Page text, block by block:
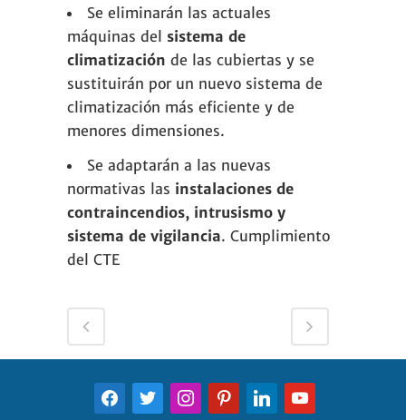
Se eliminarán las actuales
máquinas del sistema de
climatización de las cubiertas y se
sustituirán por un nuevo sistema de
climatización más eficiente y de
menores dimensiones.
Se adaptarán a las nuevas
normativas las instalaciones de
contraincendios, intrusismo y
sistema de vigilancia. Cumplimiento
del CTE
FACEBOOKTWITTERINSTAGRAMPINTERESTLINKEDINYOUTUBE